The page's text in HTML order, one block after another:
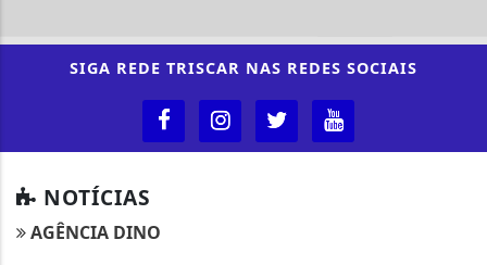
SIGA REDE TRISCAR NAS REDES SOCIAIS
NOTÍCIAS
AGÊNCIA DINO